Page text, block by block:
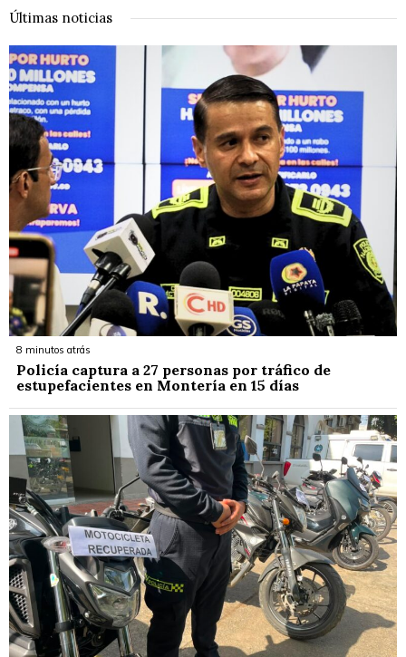
Últimas noticias
8 minutos atrás
Policía captura a 27 personas por tráfico de
estupefacientes en Montería en 15 días